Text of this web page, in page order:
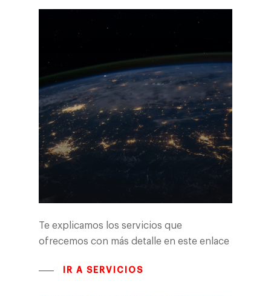
Te explicamos los servicios que
ofrecemos con más detalle en este enlace
IR A SERVICIOS